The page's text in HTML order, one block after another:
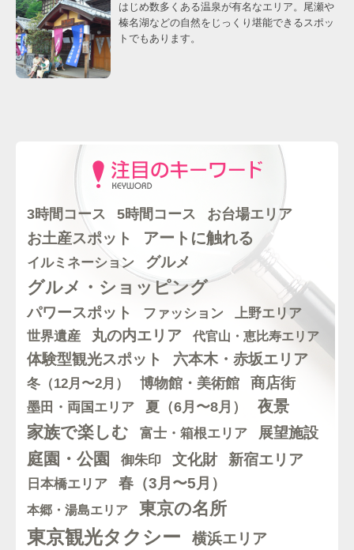
はじめ数多くある温泉が有名なエリア。尾瀬や
榛名湖などの自然をじっくり堪能できるスポッ
トでもあります。
3時間コース 5時間コース お台場エリア
お土産スポット アートに触れる
イルミネーション グルメ
グルメ・ショッピング
パワースポット ファッション 上野エリア
世界遺産 丸の内エリア 代官山・恵比寿エリア
体験型観光スポット 六本木・赤坂エリア
冬（12月〜2月） 博物館・美術館 商店街
墨田・両国エリア 夏（6月〜8月） 夜景
家族で楽しむ 富士・箱根エリア 展望施設
庭園・公園 御朱印 文化財 新宿エリア
日本橋エリア 春（3月〜5月）
本郷・湯島エリア 東京の名所
東京観光タクシー 横浜エリア